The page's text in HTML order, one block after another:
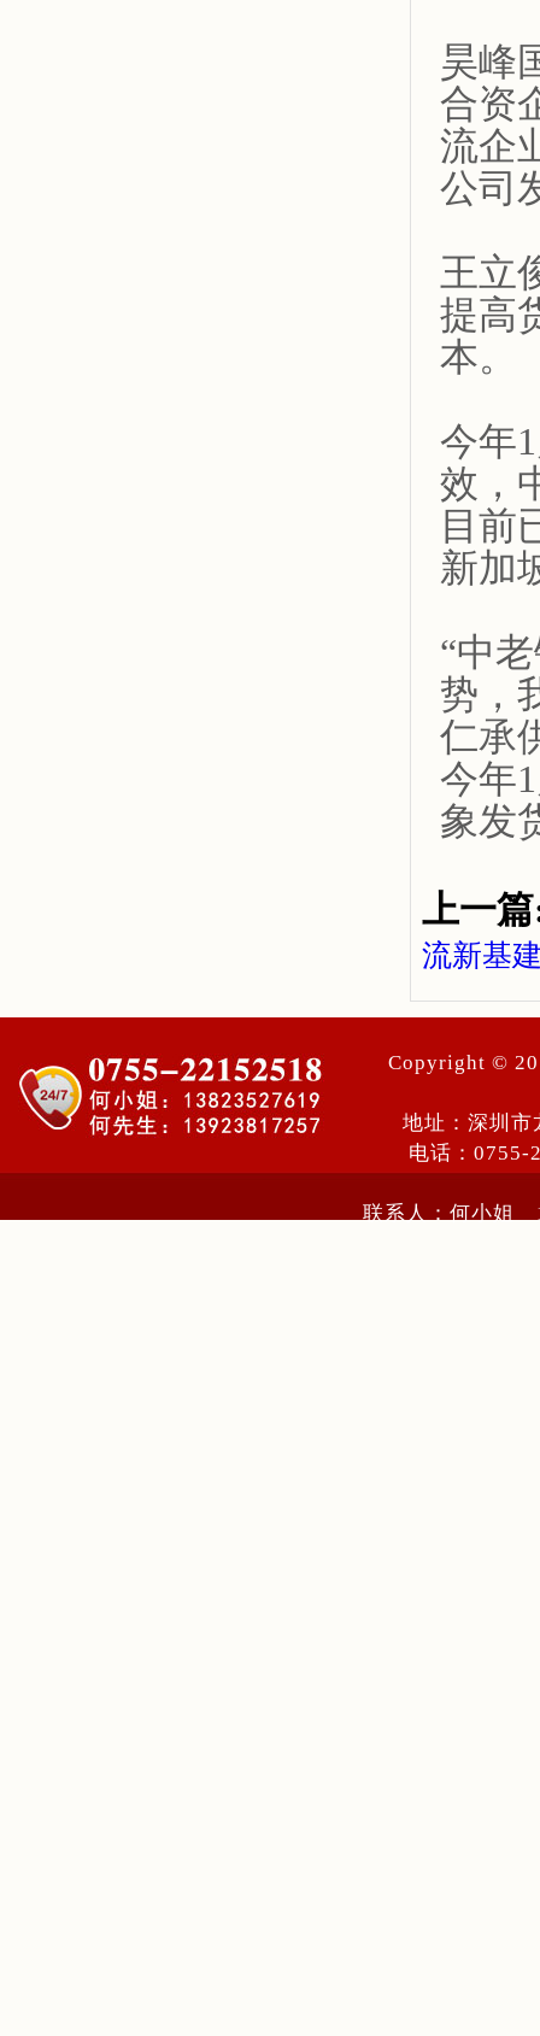
昊峰
合资
流企
公司
王立
提高
本。
今年
效，
目前
新加
“中
势，
仁承
今年
象发
上一
流新基
Copyright ©
地址：深圳市
电话：
联系人：何小